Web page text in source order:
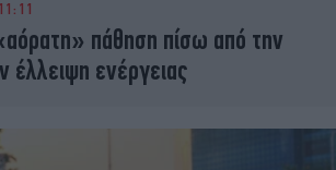
THE OCEAN
ELAMEFORA
πάθηση πίσω από την
έλλειψη ενέργειας